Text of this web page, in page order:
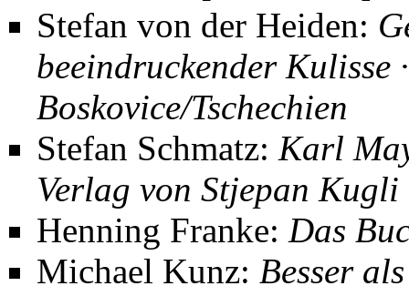
Stefan von der Heiden:
beeindruckender Kulisse
Boskovice/Tschechien
Stefan Schmatz: Karl
Verlag von Stjepan Kugli
Henning Franke: Das
Michael Kunz: Besser